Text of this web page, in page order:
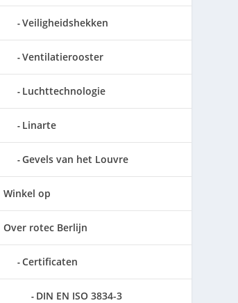
Veiligheidshekken
Ventilatierooster
Luchttechnologie
Linarte
Gevels van het Louvre
Winkel op
Over rotec Berlijn
Certificaten
DIN EN ISO 3834-3